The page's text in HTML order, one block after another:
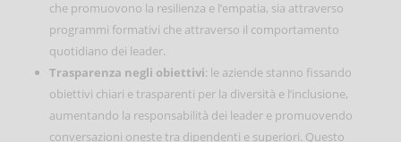
che promuovono la resilienza e l’empatia, sia attraverso
programmi formativi che attraverso il comportamento
quotidiano dei leader.
Trasparenza negli obiettivi: le aziende stanno fissando
obiettivi chiari e trasparenti per la diversità e l’inclusione,
aumentando la responsabilità dei leader e promuovendo
conversazioni oneste tra dipendenti e superiori. Questo